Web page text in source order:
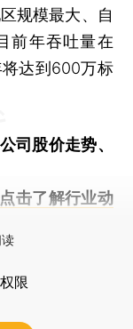
规模最大、自
前年吞吐量在
达到600万标
司股价走势、
点击了解行业动
限